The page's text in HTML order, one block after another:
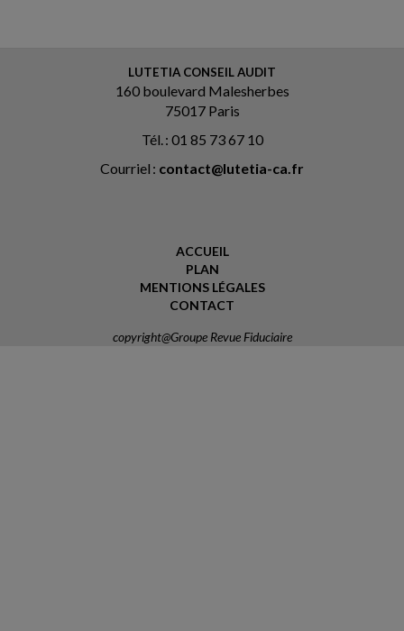
LUTETIA CONSEIL AUDIT
160 boulevard Malesherbes
75017 Paris
Tél. : 01 85 73 67 10
Courriel : contact@lutetia-ca.fr
ACCUEIL
PLAN
MENTIONS LÉGALES
CONTACT
copyright@Groupe Revue Fiduciaire